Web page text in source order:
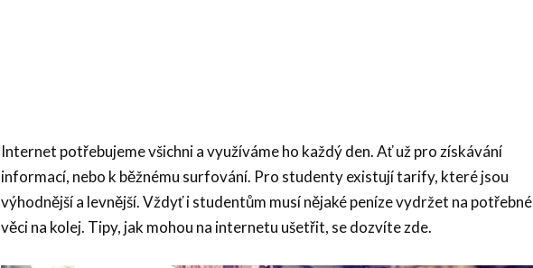
Internet potřebujeme všichni a využíváme ho každý den. Ať už pro získávání
informací, nebo k běžnému surfování. Pro studenty existují tarify, které jsou
výhodnější a levnější. Vždyť i studentům musí nějaké peníze vydržet na potřebné
věci na kolej. Tipy, jak mohou na internetu ušetřit, se dozvíte zde.